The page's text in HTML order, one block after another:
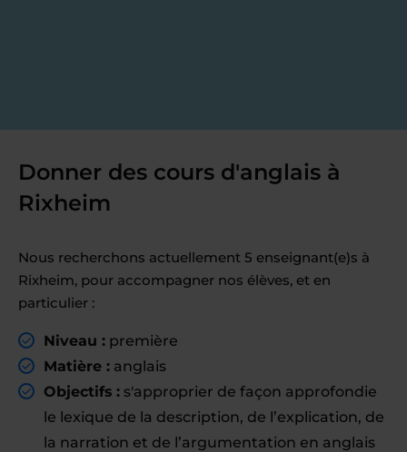
Donner des cours d'anglais à
Rixheim
Nous recherchons actuellement 5 enseignant(e)s à
Rixheim, pour accompagner nos élèves, et en
particulier :
Niveau : première
Matière : anglais
Objectifs : s'approprier de façon approfondie
le lexique de la description, de l’explication, de
la narration et de l’argumentation en anglais